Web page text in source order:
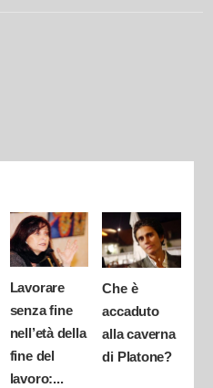
Lavorare
senza fine
nell’età della
fine del
lavoro:...
Che è
accaduto
alla caverna
di Platone?